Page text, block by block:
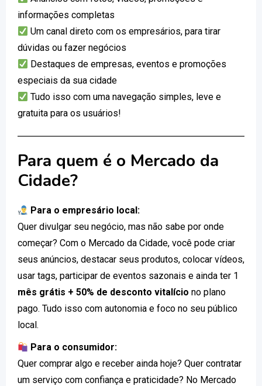
informações completas
Um canal direto com os empresários, para tirar
dúvidas ou fazer negócios
Destaques de empresas, eventos e promoções
especiais da sua cidade
Tudo isso com uma navegação simples, leve e
gratuita para os usuários!
Para quem é o Mercado da
Cidade?
Para o empresário local:
Quer divulgar seu negócio, mas não sabe por onde
começar? Com o Mercado da Cidade, você pode criar
seus anúncios, destacar seus produtos, colocar vídeos,
usar tags, participar de eventos sazonais e ainda ter 1
mês grátis + 50% de desconto vitalício no plano
pago. Tudo isso com autonomia e foco no seu público
local.
Para o consumidor:
Quer comprar algo e receber ainda hoje? Quer contratar
um serviço com confiança e praticidade? No Mercado